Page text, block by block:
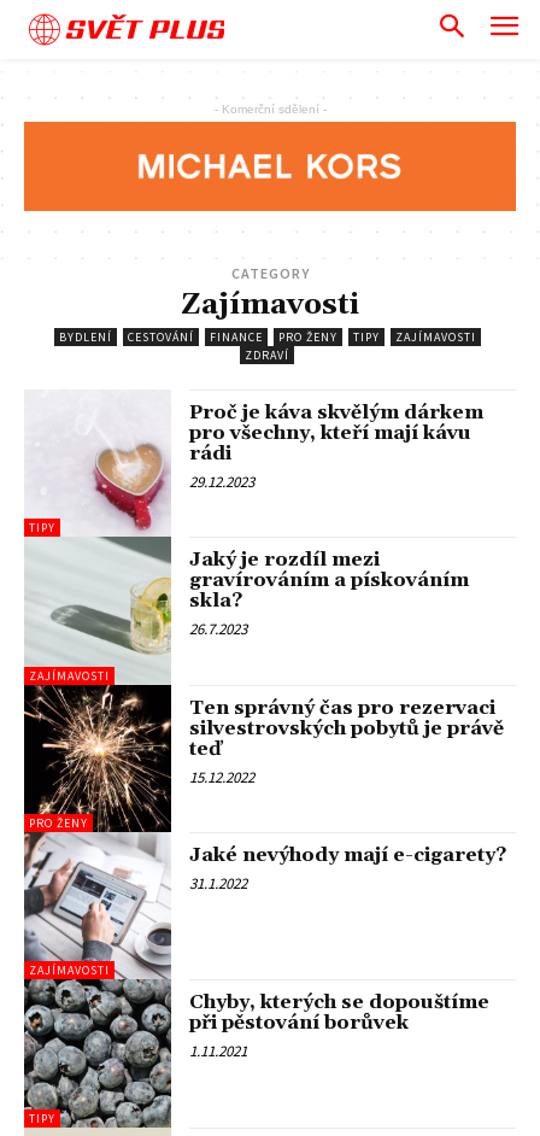
SVĚT PLUS
- Komerční sdělení -
CATEGORY
Zajímavosti
BYDLENÍ CESTOVÁNÍ FINANCE PRO ŽENY TIPY
ZAJÍMAVOSTI
ZDRAVÍ
TIPY
Proč je káva skvělým dárkem
pro všechny, kteří mají kávu
rádi
29.12.2023
ZAJÍMAVOSTI
Jaký je rozdíl mezi
gravírováním a pískováním
skla?
26.7.2023
PRO ŽENY
Ten správný čas pro rezervaci
silvestrovských pobytů je právě
teď
15.12.2022
ZAJÍMAVOSTI
Jaké nevýhody mají e-cigarety?
31.1.2022
TIPY
Chyby, kterých se dopouštíme
při pěstování borůvek
1.11.2021